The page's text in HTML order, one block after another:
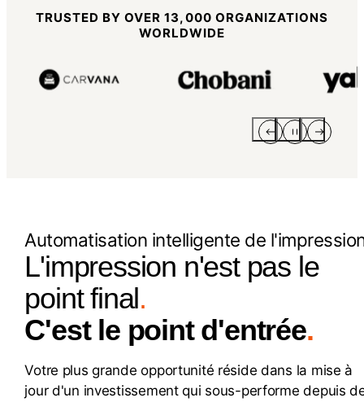
TRUSTED BY OVER 13,000 ORGANIZATIONS
WORLDWIDE
Automatisation intelligente de
L'impression n'est pas le
point final .
C'est le point d'entrée.
Votre plus grande opportunité réside dans la mise à
jour d'un investissement qui sous-performe depuis